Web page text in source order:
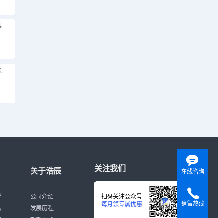
关于浩辰
公司介绍
发展历程
关注我们
扫码关注公众号
每月领专属优惠
在线咨询
销售热线